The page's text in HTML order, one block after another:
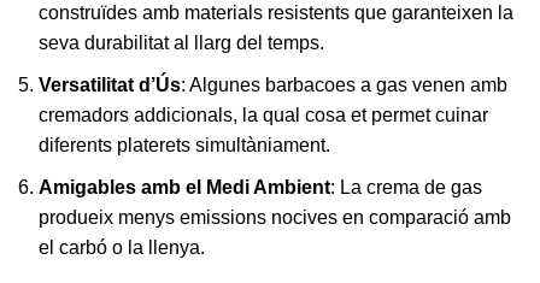
construïdes amb materials resistents que garanteixen la
seva durabilitat al llarg del temps.
Versatilitat d’Ús: Algunes barbacoes a gas venen amb
cremadors addicionals, la qual cosa et permet cuinar
diferents platerets simultàniament.
Amigables amb el Medi Ambient: La crema de gas
produeix menys emissions nocives en comparació amb
el carbó o la llenya.